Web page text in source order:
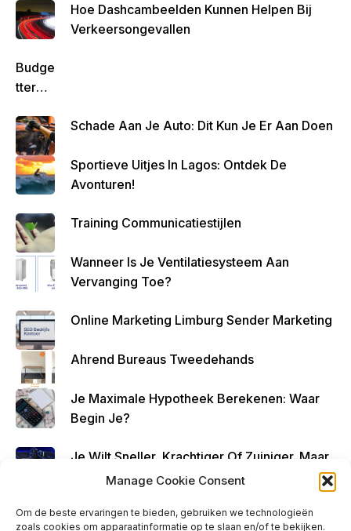
Manage Cookie Consent
Om de beste ervaringen te bieden, gebruiken we technologieën
zoals cookies om apparaatinformatie op te slaan en/of te bekijken.
Hoe Dashcambeelden Kunnen Helpen Bij
Verkeersongevallen
Budge
Tteren
Belan
Grijk
Om
Zo
Geld
Over
Te
Houde
Schade Aan Je Auto: Dit Kun Je Er Aan Doen
Sportieve Uitjes In Lagos: Ontdek De
Avonturen!
Training Communicatiestijlen
Wanneer Is Je Ventilatiesysteem Aan
Vervanging Toe?
Online Marketing Limburg Sender Marketing
Ahrend Bureaus Tweedehands
Je Maximale Hypotheek Berekenen: Waar
Begin Je?
Je Wilt Sneller, Krachtiger Of Zuiniger. Maar,
Kun Je Elke Auto Tunen?